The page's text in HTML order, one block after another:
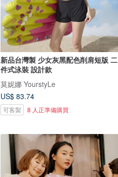
新品台灣製 少女灰黑配色削肩短版 二
件式泳裝 設計款
莫妮娜 YourstyLe
US$ 83.74
可客製 8 人正準備購買